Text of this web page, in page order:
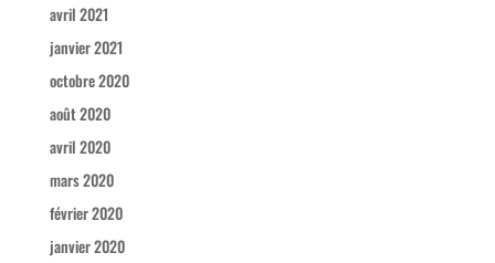
avril 2021
janvier 2021
octobre 2020
août 2020
avril 2020
mars 2020
février 2020
janvier 2020